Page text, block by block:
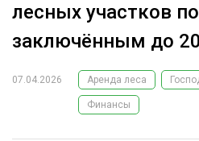
ЛЕСНОЕ ХОЗЯЙСТВО
ОБРАБОТКА ДРЕВЕСИНЫ
ЭКСПЕРТНОЕ МНЕНИЕ
лесных участков
заключённым до
07.04.2026 Аренда леса
Финансы